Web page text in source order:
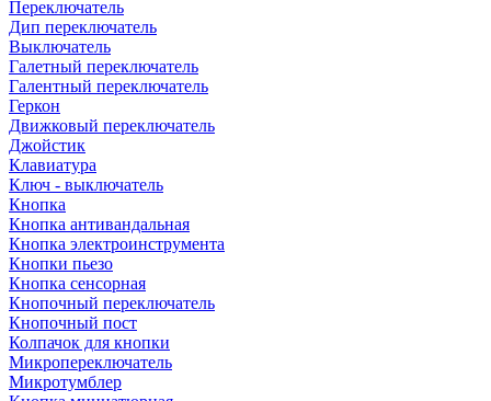
Переключатель
Дип переключатель
Выключатель
Галетный переключатель
Галентный переключатель
Геркон
Движковый переключатель
Джойстик
Клавиатура
Ключ - выключатель
Кнопка
Кнопка антивандальная
Кнопка электроинструмента
Кнопки пьезо
Кнопка сенсорная
Кнопочный переключатель
Кнопочный пост
Колпачок для кнопки
Микропереключатель
Микротумблер